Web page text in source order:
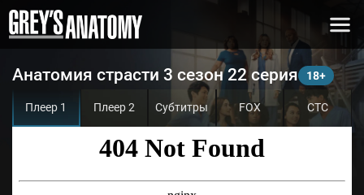
Анатомия страсти 3 сезон 22 серия
Плеер 1 Плеер 2 Субтитры FOX СТС